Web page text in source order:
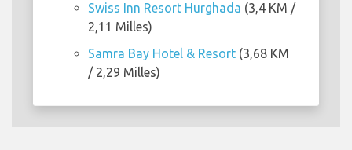
Swiss Inn Resort Hurghada (3,4 KM /
2,11 Milles)
Samra Bay Hotel & Resort (3,68 KM
/ 2,29 Milles)